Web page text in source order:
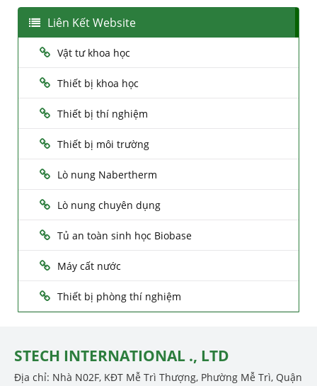
Liên Kết Website
Vật tư khoa học
Thiết bị khoa học
Thiết bị thí nghiệm
Thiết bị môi trường
Lò nung Nabertherm
Lò nung chuyên dụng
Tủ an toàn sinh học Biobase
Máy cất nước
Thiết bị phòng thí nghiệm
STECH INTERNATIONAL ., LTD
Địa chỉ: Nhà N02F, KĐT Mễ Trì Thượng, Phường Mễ Trì, Quận